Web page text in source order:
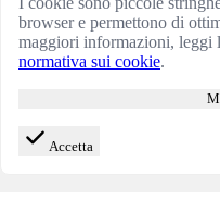
Condizioni utilizzo sito
Informativa sulla Privacy
Resi e rimborsi
Termini e Condizioni
browser e permettono di
maggiori informazioni, leggi
normativa sui cookie.
Accetta